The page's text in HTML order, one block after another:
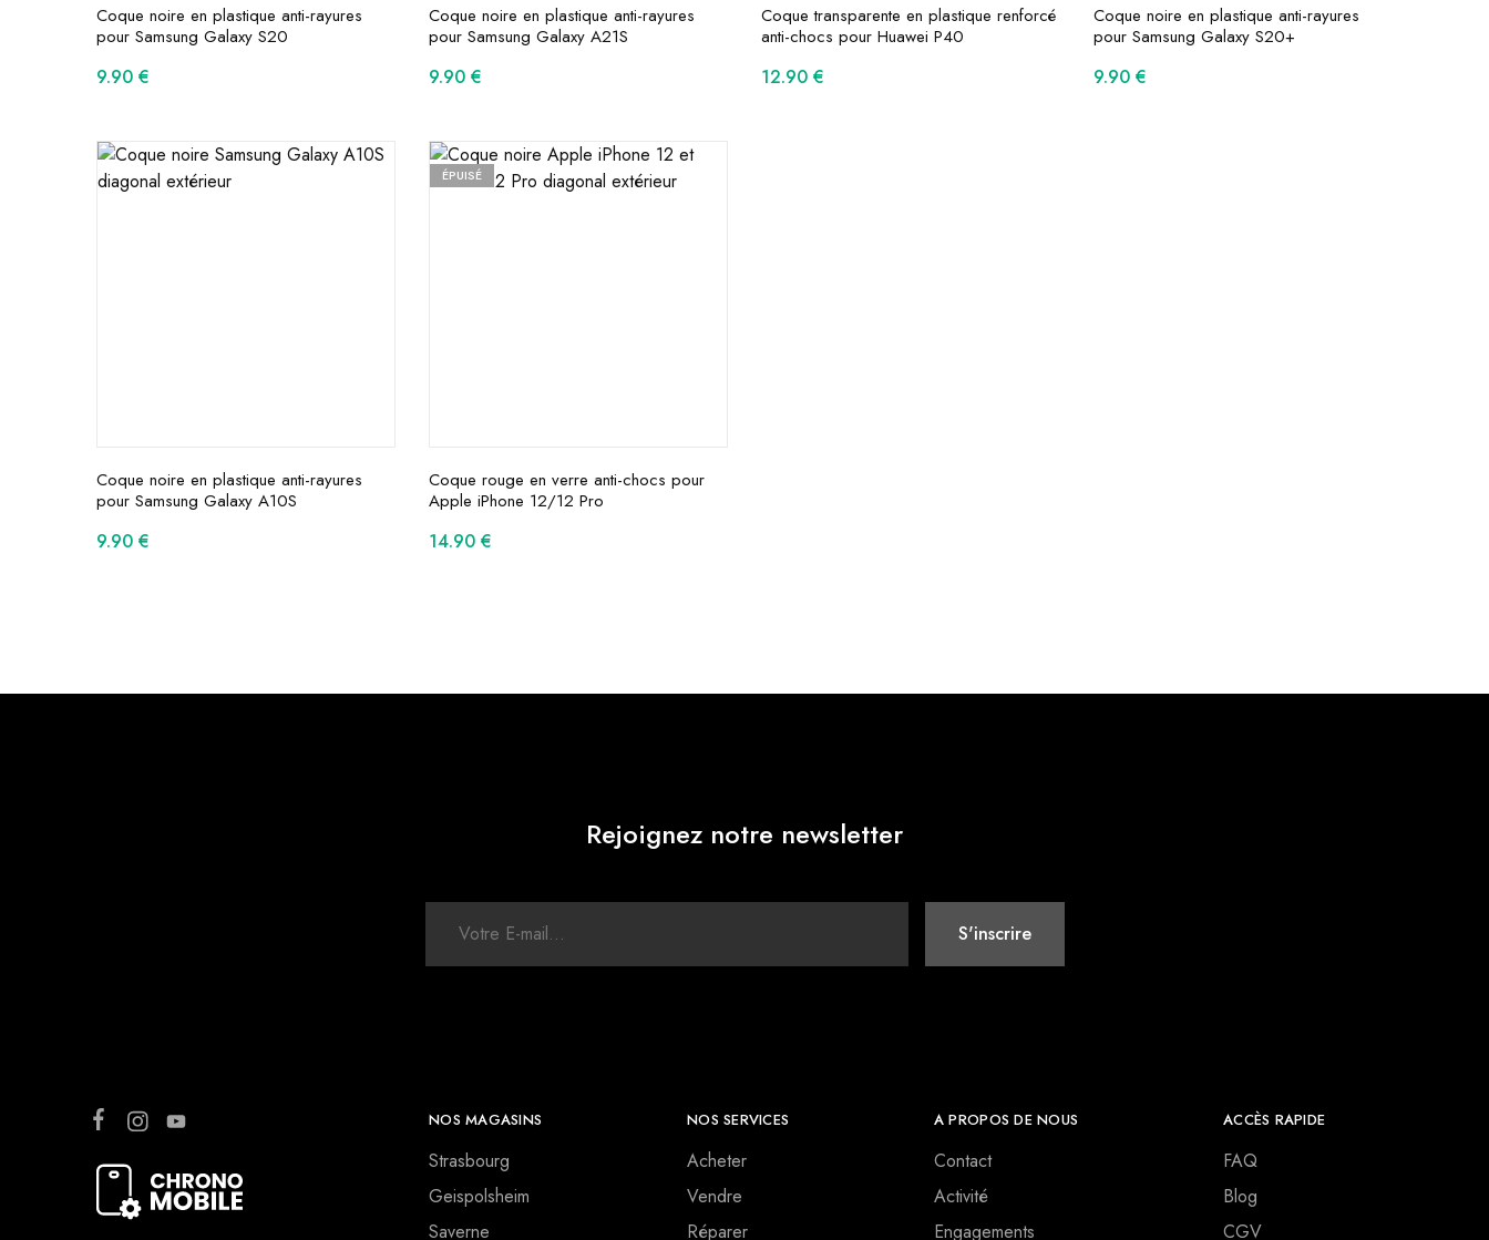
Coque noire en plastique anti-rayures
pour Samsung Galaxy S20
9.90 €
Coque noire en plastique anti-rayures
pour Samsung Galaxy A21S
9.90 €
Coque transparente en plastique renforcé
anti-chocs pour Huawei P40
12.90 €
Coque noire en plastique anti-rayures
pour Samsung Galaxy S20+
9.90 €
Coque noire en plastique anti-rayures
pour Samsung Galaxy A10S
9.90 €
ÉPUISÉ
Coque rouge en verre anti-chocs pour
Apple iPhone 12/12 Pro
14.90 €
Rejoignez notre newsletter
NOS MAGASINS
Strasbourg
Geispolsheim
Saverne
NOS SERVICES
Acheter
Vendre
Réparer
A PROPOS DE NOUS
Contact
Activité
Engagements
ACCÈS RAPIDE
FAQ
Blog
CGV